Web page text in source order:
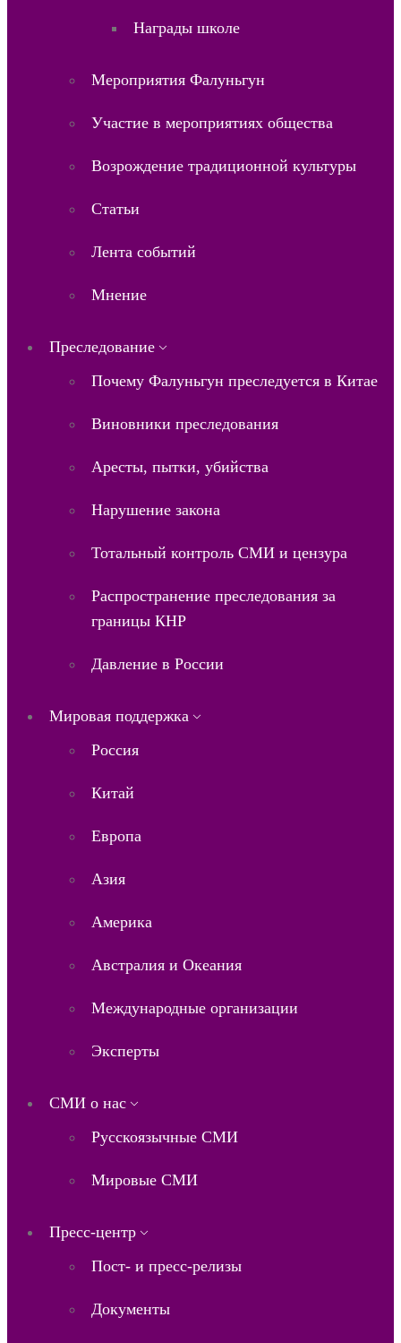
Награды школе
Мероприятия Фалуньгун
Участие в мероприятиях общества
Возрождение традиционной культуры
Статьи
Лента событий
Мнение
Преследование
Почему Фалуньгун преследуется в Китае
Виновники преследования
Аресты, пытки, убийства
Нарушение закона
Тотальный контроль СМИ и цензура
Распространение преследования за
границы КНР
Давление в России
Мировая поддержка
Россия
Китай
Европа
Азия
Америка
Австралия и Океания
Международные организации
Эксперты
СМИ о нас
Русскоязычные СМИ
Мировые СМИ
Пресс-центр
Пост- и пресс-релизы
Документы